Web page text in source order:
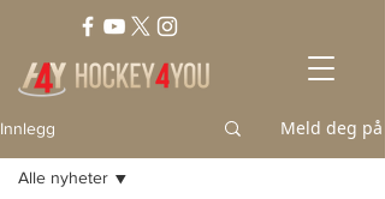
Innlegg Meld deg på
Alle nyheter